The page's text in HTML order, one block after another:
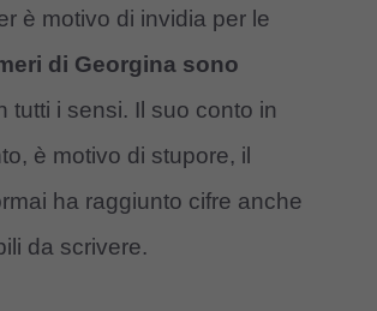
è motivo di invidia per le
di Georgina sono
tutti i sensi. Il suo conto in
è motivo di stupore, il
ha raggiunto cifre anche
da scrivere.